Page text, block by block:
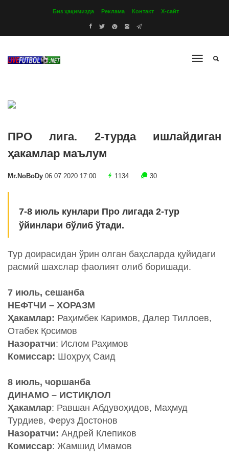
Биз ҳақимизда Реклама Контакт Х-сайт
ПРО лига. 2-турда ишлайдиган
ҳакамлар маълум
Mr.NoBoDy 06.07.2020 17:00 1134 30
7-8 июль кунлари Про лигада 2-тур
ўйинлари бўлиб ўтади.
Тур доирасидан ўрин олган баҳсларда қуйидаги
расмий шахслар фаолият олиб боришади.
7 июль, сешанба
НЕФТЧИ – ХОРАЗМ
Ҳакамлар: Раҳимбек Каримов, Далер Тиллоев,
Отабек Қосимов
Назоратчи: Ислом Раҳимов
Комиссар: Шоҳруҳ Саид
8 июль, чоршанба
ДИНАМО – ИСТИҚЛОЛ
Ҳакамлар: Равшан Абдувоҳидов, Маҳмуд
Турдиев, Феруз Достонов
Назоратчи: Андрей Клепиков
Комиссар: Жамшид Имамов